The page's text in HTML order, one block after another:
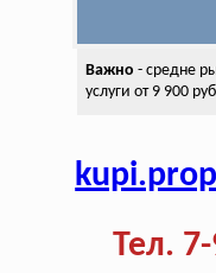
Важно - средне
услуги от 9 900
Тел.